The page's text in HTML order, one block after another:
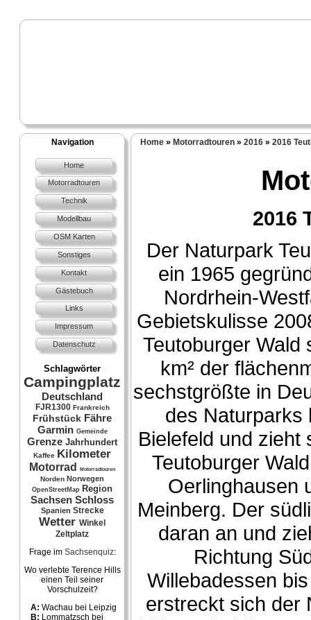
Navigation
Home
Motorradtouren
Technik
Modellbau
OSM Karten
Sonstiges
Kontakt
Gästebuch
Links
Impressum
Datenschutz
Schlagwörter
Campingplatz
Deutschland
FJR1300 Frankreich
Frühstück Fähre
Garmin Gemeinde
Grenze Jahrhundert
Kaffee Kilometer
Motorrad Motorradtouren
Norden Norwegen
OpenStreetMap Region
Sachsen Schloss
Spanien Strecke
Wetter Winkel
Zeltplatz
Frage im Sachsenquiz:
Wo verlebte Terence Hills
einen Teil seiner
Vorschulzeit?
A: Wachau bei Leipzig
B: Lommatzsch bei
Home» Motorradtouren» 2016» 2016
2016
Der Naturpark
ein 1965
Nordrhein-
Gebietskulisse
Teutoburger Wald
km² der
sechstgrößte in
des Naturparks
Bielefeld und zieht
Teutoburger
Oerlinghausen
Meinberg. Der
daran an und
Richtung
Willebadessen
erstreckt sich der